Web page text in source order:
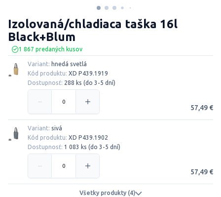
1 867 predaných kusov
Izolovaná/chladiaca taška 16l
Black+Blum
Variant: hnedá svetlá
Kód produktu: XD P439.1919
Dostupnosť: 288 ks (do 3-5 dní)
57,49 €
Variant: sivá
Kód produktu: XD P439.1902
Dostupnosť: 1 083 ks (do 3-5 dní)
57,49 €
Všetky produkty (4)